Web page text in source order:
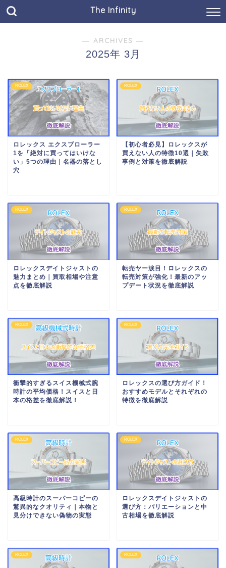
The Infinity
― ARCHIVES ―
2025年 3月
ROLEX
ロレックス エクスプローラー
1を「絶対に買ってはいけな
い」5つの理由｜名器の落とし
穴
ROLEX
【初心者必見】ロレックスが
買えない人の特徴10選｜失敗
事例と対策を徹底解説
ROLEX
ロレックスデイトジャストの
魅力まとめ｜買取相場や注意
点を徹底解説
ROLEX
転売ヤー涙目！ロレックスの
転売対策が強化！最新のアッ
プデート状況を徹底解説
ROLEX
衝撃的すぎるスイス機械式腕
時計の平均価格！スイスと日
本の格差を徹底解説！
ROLEX
ロレックスの選び方ガイド！
おすすめモデルとそれぞれの
特徴を徹底解説
ROLEX
高級時計のスーパーコピーの
驚異的なクオリティ｜本物と
見分けできない偽物の実態
ROLEX
ロレックスデイトジャストの
選び方：バリエーションと中
古相場を徹底解説
ROLEX ROLEX